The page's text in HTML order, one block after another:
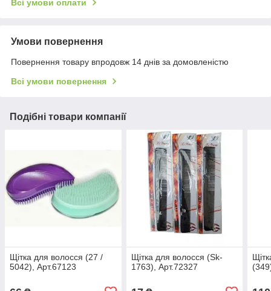
Всі умови оплати
Умови повернення
Повернення товару впродовж 14 днів за домовленістю
Всі умови повернення
Подібні товари компанії
Щітка для волосся (27 /
5042), Арт.67123
Щітка для волосся (Sk-
1763), Арт.72327